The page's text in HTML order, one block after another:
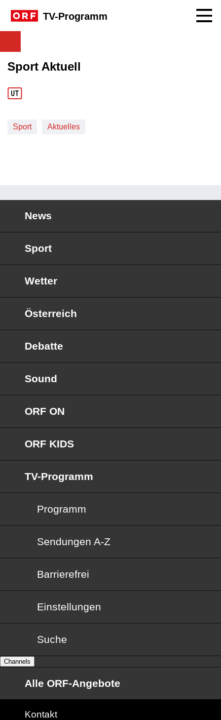
TV-Programm
Sport Aktuell
Sport Aktuelles
News
Sport
Wetter
Österreich
Debatte
Sound
ORF ON
ORF KIDS
TV-Programm
Programm
Sendungen von A bis Z
Sendungen A-Z
Barrierefrei
Barrierefrei
Einstellungen
Suche
Channels
Alle ORF-Angebote
Kontakt